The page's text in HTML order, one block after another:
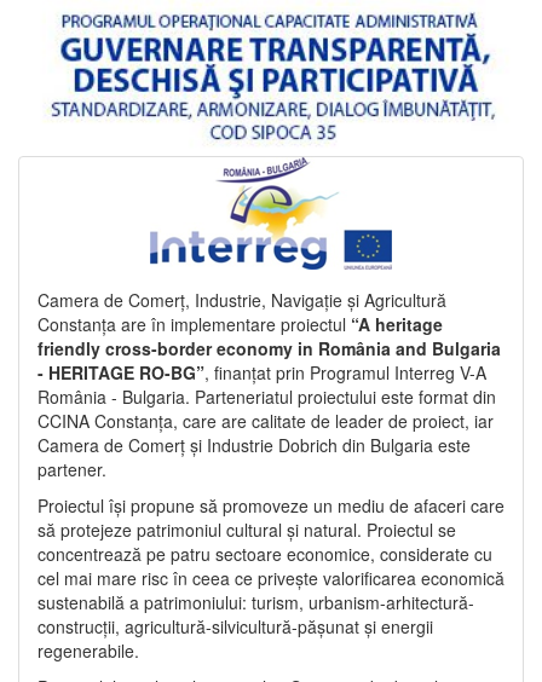
Camera de Comerț, Industrie, Navigație și Agricultură
Constanța are în implementare proiectul “A heritage
friendly cross-border economy in România and Bulgaria
- HERITAGE RO-BG”, finanțat prin Programul Interreg V-A
România - Bulgaria. Parteneriatul proiectului este format din
CCINA Constanța, care are calitate de leader de proiect, iar
Camera de Comerț și Industrie Dobrich din Bulgaria este
partener.
Proiectul își propune să promoveze un mediu de afaceri care
să protejeze patrimoniul cultural și natural. Proiectul se
concentrează pe patru sectoare economice, considerate cu
cel mai mare risc în ceea ce privește valorificarea economică
sustenabilă a patrimoniului: turism, urbanism-arhitectură-
construcții, agricultură-silvicultură-pășunat și energii
regenerabile.